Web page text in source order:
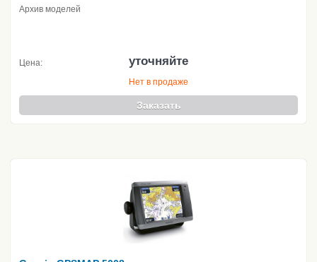
Архив моделей
Цена: уточняйте
Нет в продаже
Заказать